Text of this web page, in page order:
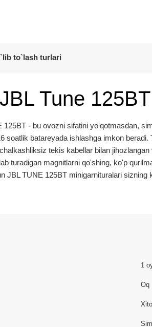
to`lash turlari
Tune
- bu ovozni sifatini yo'qotmasdan,
soatlik batareyada ishlashga imkon
tekis kabellar bilan
turadigan magnitlarni qo'shing, ko'p
JBL TUNE 125BT minigarnituralari sizning
1
Oq